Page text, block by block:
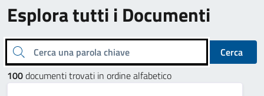
Esplora tutti i Documenti
Cerca una parola chiave
Cerca
100documenti trovati in ordine alfabetico